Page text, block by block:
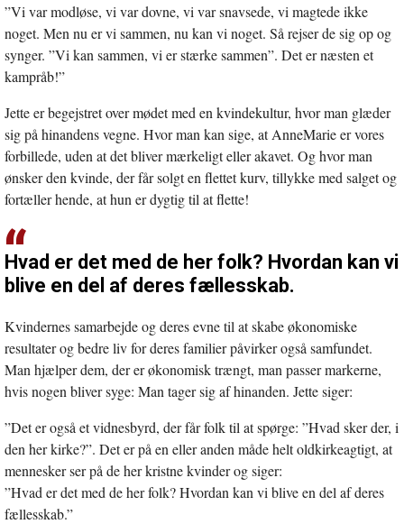
”Vi var modløse, vi var dovne, vi var snavsede, vi magtede ikke
noget. Men nu er vi sammen, nu kan vi noget. Så rejser de sig op og
synger. ”Vi kan sammen, vi er stærke sammen”. Det er næsten et
kampråb!”
Jette er begejstret over mødet med en kvindekultur, hvor man glæder
sig på hinandens vegne. Hvor man kan sige, at AnneMarie er vores
forbillede, uden at det bliver mærkeligt eller akavet. Og hvor man
ønsker den kvinde, der får solgt en flettet kurv, tillykke med salget og
fortæller hende, at hun er dygtig til at flette!
Hvad er det med de her folk? Hvordan kan vi
blive en del af deres fællesskab.
Kvindernes samarbejde og deres evne til at skabe økonomiske
resultater og bedre liv for deres familier påvirker også samfundet.
Man hjælper dem, der er økonomisk trængt, man passer markerne,
hvis nogen bliver syge: Man tager sig af hinanden. Jette siger:
”Det er også et vidnesbyrd, der får folk til at spørge: ”Hvad sker der, i
den her kirke?”. Det er på en eller anden måde helt oldkirkeagtigt, at
mennesker ser på de her kristne kvinder og siger:
”Hvad er det med de her folk? Hvordan kan vi blive en del af deres
fællesskab.”